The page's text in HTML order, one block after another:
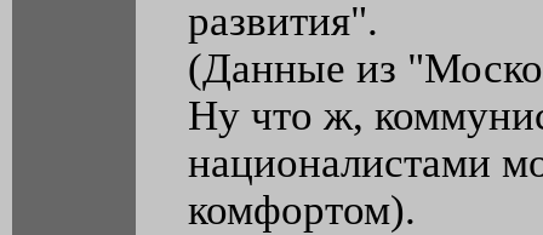
развития".
(Данные из
Ну что ж,
националистами
комфортом).